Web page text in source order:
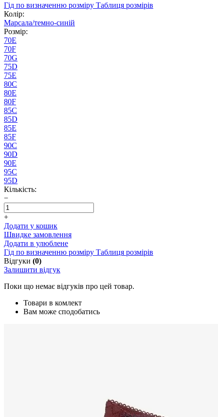
Гід по визначенню розміру Таблиця розмірів
Колір:
Марсала/темно-синій
Розмір:
70E
70F
70G
75D
75E
80C
80E
80F
85C
85D
85E
85F
90C
90D
90E
95C
95D
Кількість:
−
+
Додати у кошик
Швидке замовлення
Додати в улюблене
Гід по визначенню розміру Таблиця розмірів
Відгуки (0)
Залишити відгук
Поки що немає відгуків про цей товар.
Товари в комлект
Вам може сподобатись